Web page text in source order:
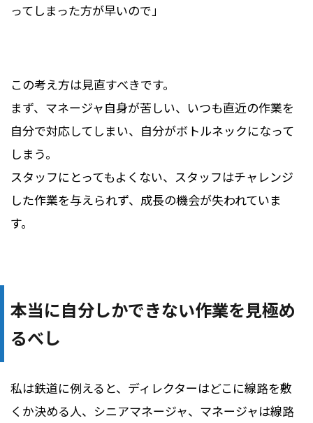
ってしまった方が早いので」
この考え方は見直すべきです。
まず、マネージャ自身が苦しい、いつも直近の作業を
自分で対応してしまい、自分がボトルネックになって
しまう。
スタッフにとってもよくない、スタッフはチャレンジ
した作業を与えられず、成長の機会が失われていま
す。
本当に自分しかできない作業を見極め
るべし
私は鉄道に例えると、ディレクターはどこに線路を敷
くか決める人、シニアマネージャ、マネージャは線路